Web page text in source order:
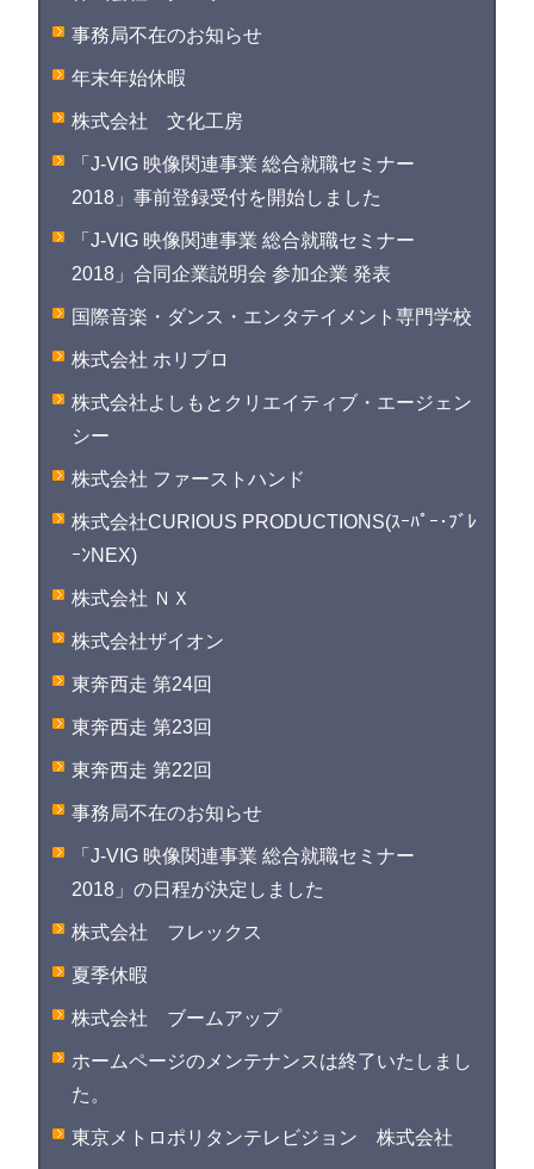
事務局不在のお知らせ
年末年始休暇
株式会社 文化工房
「J-VIG 映像関連事業 総合就職セミナー
2018」事前登録受付を開始しました
「J-VIG 映像関連事業 総合就職セミナー
2018」合同企業説明会 参加企業 発表
国際音楽・ダンス・エンタテイメント専門学校
株式会社 ホリプロ
株式会社よしもとクリエイティブ・エージェン
シー
株式会社 ファーストハンド
株式会社CURIOUS PRODUCTIONS(ｽｰﾊﾟｰ･ﾌﾞﾚ
ｰﾝNEX)
株式会社 ＮＸ
株式会社ザイオン
東奔西走 第24回
東奔西走 第23回
東奔西走 第22回
事務局不在のお知らせ
「J-VIG 映像関連事業 総合就職セミナー
2018」の日程が決定しました
株式会社 フレックス
夏季休暇
株式会社 ブームアップ
ホームページのメンテナンスは終了いたしまし
た。
東京メトロポリタンテレビジョン 株式会社